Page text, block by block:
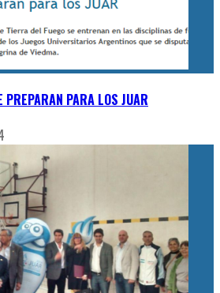
PREPARAN PARA LOS JUAR